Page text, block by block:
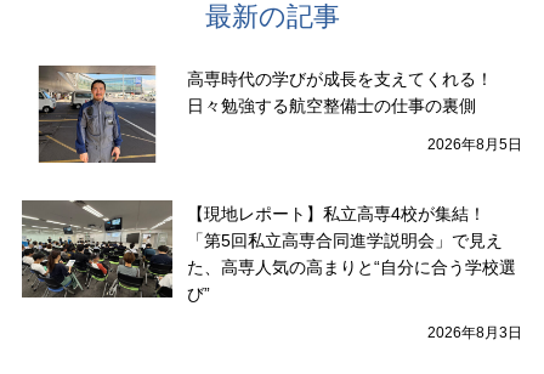
最新の記事
高専時代の学びが成長を支えてくれる！
日々勉強する航空整備士の仕事の裏側
2026年8月5日
【現地レポート】私立高専4校が集結！
「第5回私立高専合同進学説明会」で見え
た、高専人気の高まりと“自分に合う学校選
び”
2026年8月3日